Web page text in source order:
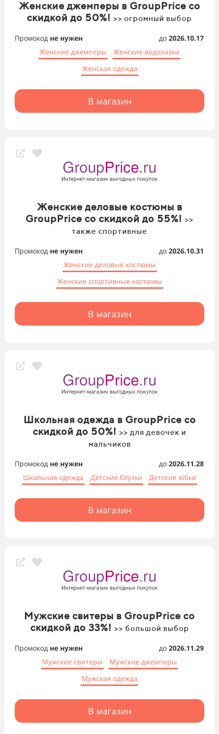
Женские джемперы в GroupPrice со
скидкой до 50%! >> огромный выбор
Промокод не нужен до 2026.10.17
Женские джемперы
Женские водолазки
Женская одежда
В магазин
Женские деловые костюмы в
GroupPrice со скидкой до 55%! >>
также спортивные
Промокод не нужен до 2026.10.31
Женские деловые костюмы
Женские спортивные костюмы
В магазин
Школьная одежда в GroupPrice со
скидкой до 50%! >> для девочек и
мальчиков
Промокод не нужен до 2026.11.28
Школьная одежда
Детские блузки Детские юбки
В магазин
Мужские свитеры в GroupPrice со
скидкой до 33%! >> большой выбор
Промокод не нужен до 2026.11.29
Мужские свитеры
Мужские джемперы
Мужская одежда
В магазин